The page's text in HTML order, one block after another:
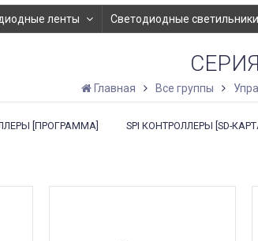
ленты Светодиодные светильники
Главная Все группы
[ПРОГРАММА] SPI КОНТРОЛЛЕРЫ [SD-